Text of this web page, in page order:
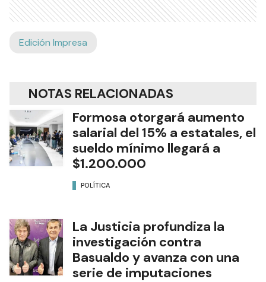
Edición Impresa
NOTAS RELACIONADAS
Formosa otorgará aumento
salarial del 15% a estatales, el
sueldo mínimo llegará a
$1.200.000
POLÍTICA
La Justicia profundiza la
investigación contra
Basualdo y avanza con una
serie de imputaciones